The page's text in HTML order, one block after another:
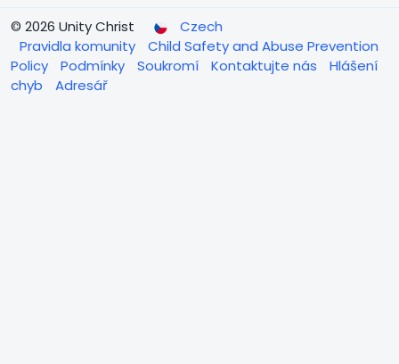
© 2026 Unity Christ
Czech
Pravidla komunity
Child Safety and Abuse Prevention
Policy
Podmínky Soukromí Kontaktujte nás
Hlášení
chyb
Adresář